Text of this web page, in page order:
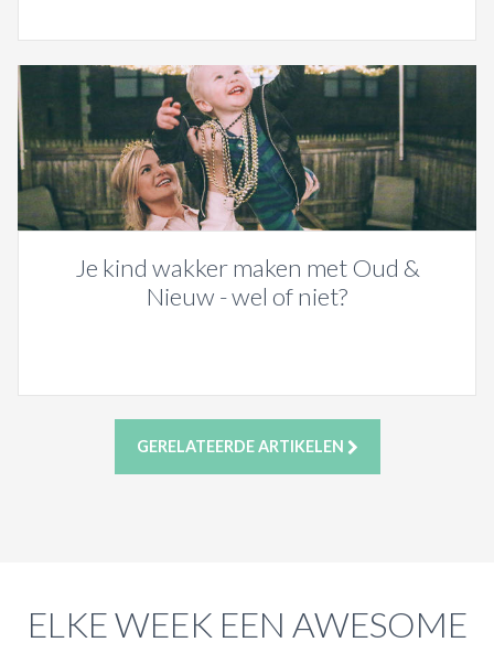
Je kind wakker maken met Oud &
Nieuw - wel of niet?
GERELATEERDE ARTIKELEN
ELKE WEEK EEN AWESOME